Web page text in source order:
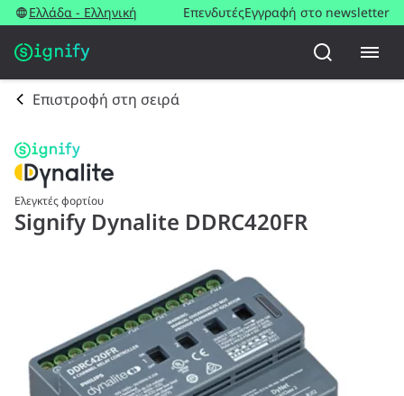
Ελλάδα - Ελληνική ΕπενδυτέςΕγγραφή στο newsletter
Επιστροφή στη σειρά
Ελεγκτές φορτίου
Signify Dynalite DDRC420FR